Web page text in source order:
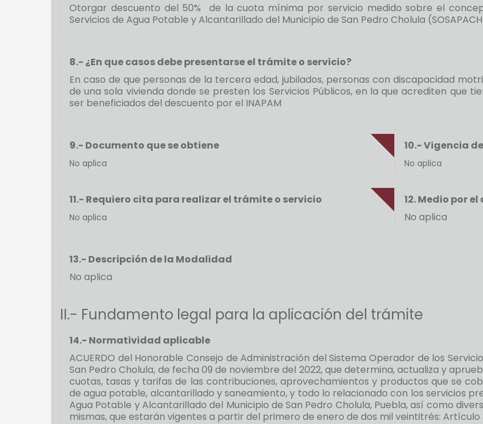
Otorgar descuento del 50% de la cuota mínima por servicio medido sobre el
Servicios de Agua Potable y Alcantarillado del Municipio de San Pedro Cholula
8.- ¿En que casos debe presentarse el trámite o servicio?
En caso de que personas de la tercera edad, jubilados, personas con discapacidad
de una sola vivienda donde se presten los Servicios Públicos, en la que acrediten que
ser beneficiados del descuento por el INAPAM
9.- Documento que se obtiene
No aplica
10.- Vigencia
No aplica
11.- Requiero cita para realizar el trámite o servicio
No aplica
12. Medio por
No aplica
13.- Descripción de la Modalidad
No aplica
II.- Fundamento legal para la aplicación del trámite
14.- Normatividad aplicable
ACUERDO del Honorable Consejo de Administración del Sistema Operador de los
San Pedro Cholula, de fecha 09 de noviembre del 2022, que determina, actualiza y
cuotas, tasas y tarifas de las contribuciones, aprovechamientos y productos que se
de agua potable, alcantarillado y saneamiento, y todo lo relacionado con los servicios
Agua Potable y Alcantarillado del Municipio de San Pedro Cholula, Puebla, así como
mismas, que estarán vigentes a partir del primero de enero de dos mil veintitrés: Artículo